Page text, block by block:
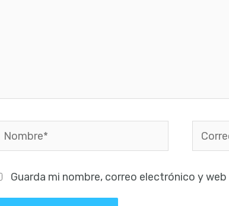
Nombre*
Correo
Guarda mi nombre, correo electrónico y